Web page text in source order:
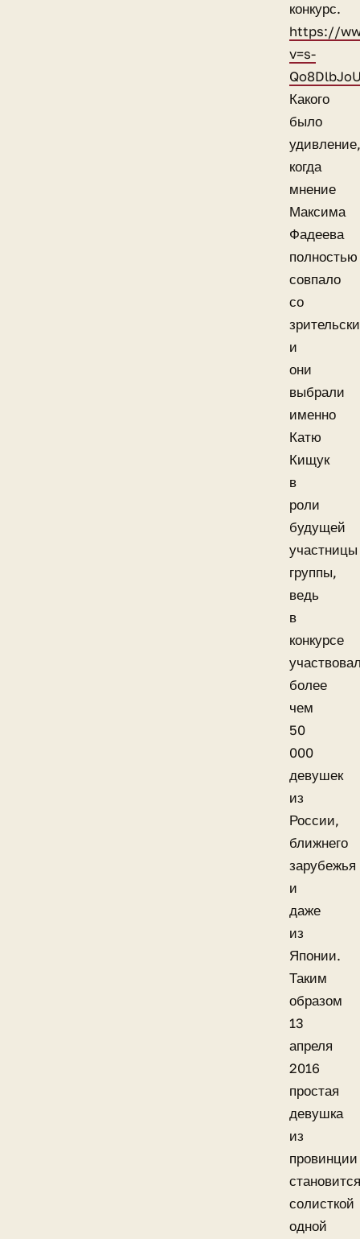
конкурс.
https://
v=s-
Какого
было
удивление,
когда
мнение
Максима
Фадеева
полностью
совпало
со
и
они
выбрали
именно
Катю
Кищук
в
роли
будущей
участницы
группы,
ведь
в
конкурсе
более
чем
50
000
девушек
из
России,
ближнего
зарубежья
и
даже
из
Японии.
Таким
образом
13
апреля
2016
простая
девушка
из
провинции
становится
солисткой
одной